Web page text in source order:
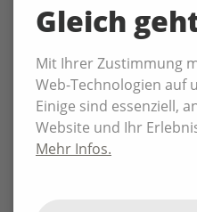
Gleich
Mit Ihrer Zustimmung
Web-Technologien auf
Einige sind essenziell,
Website und Ihr
Mehr Infos.